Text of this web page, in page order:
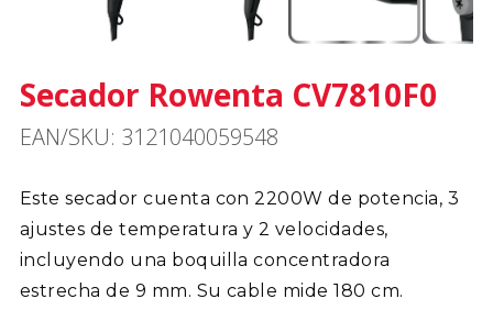
Secador Rowenta CV7810F0
EAN/SKU: 3121040059548
Este secador cuenta con 2200W de potencia, 3
ajustes de temperatura y 2 velocidades,
incluyendo una boquilla concentradora
estrecha de 9 mm. Su cable mide 180 cm.